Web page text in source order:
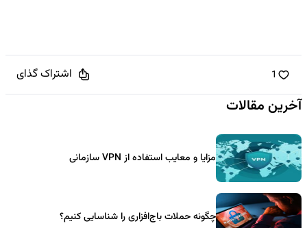
1 اشتراک گذای
آخرین مقالات
مزایا و معایب استفاده از VPN سازمانی
چگونه حملات باج‌افزاری را شناسایی کنیم؟